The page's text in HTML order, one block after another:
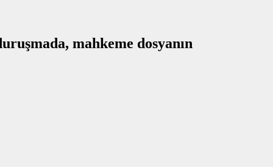
mahkeme dosyanın